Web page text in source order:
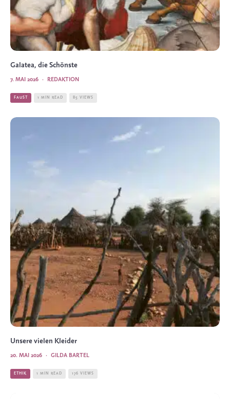
Galatea, die Schönste
REDAKTION
·
7. MAI 2026
FAUST 1 MIN READ 85 VIEWS
Unsere vielen Kleider
GILDA BARTEL
·
20. MAI 2026
ETHIK 1 MIN READ 176 VIEWS